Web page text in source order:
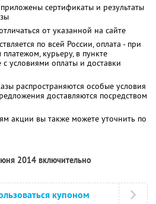
сертификаты и результаты
от указанной на сайте
по всей России, оплата - при
курьеру, в пункте
условиями оплаты и доставки
распространяются особые условия
доставляются посредством
акции вы также можете уточнить по
2014 включительно
купоном